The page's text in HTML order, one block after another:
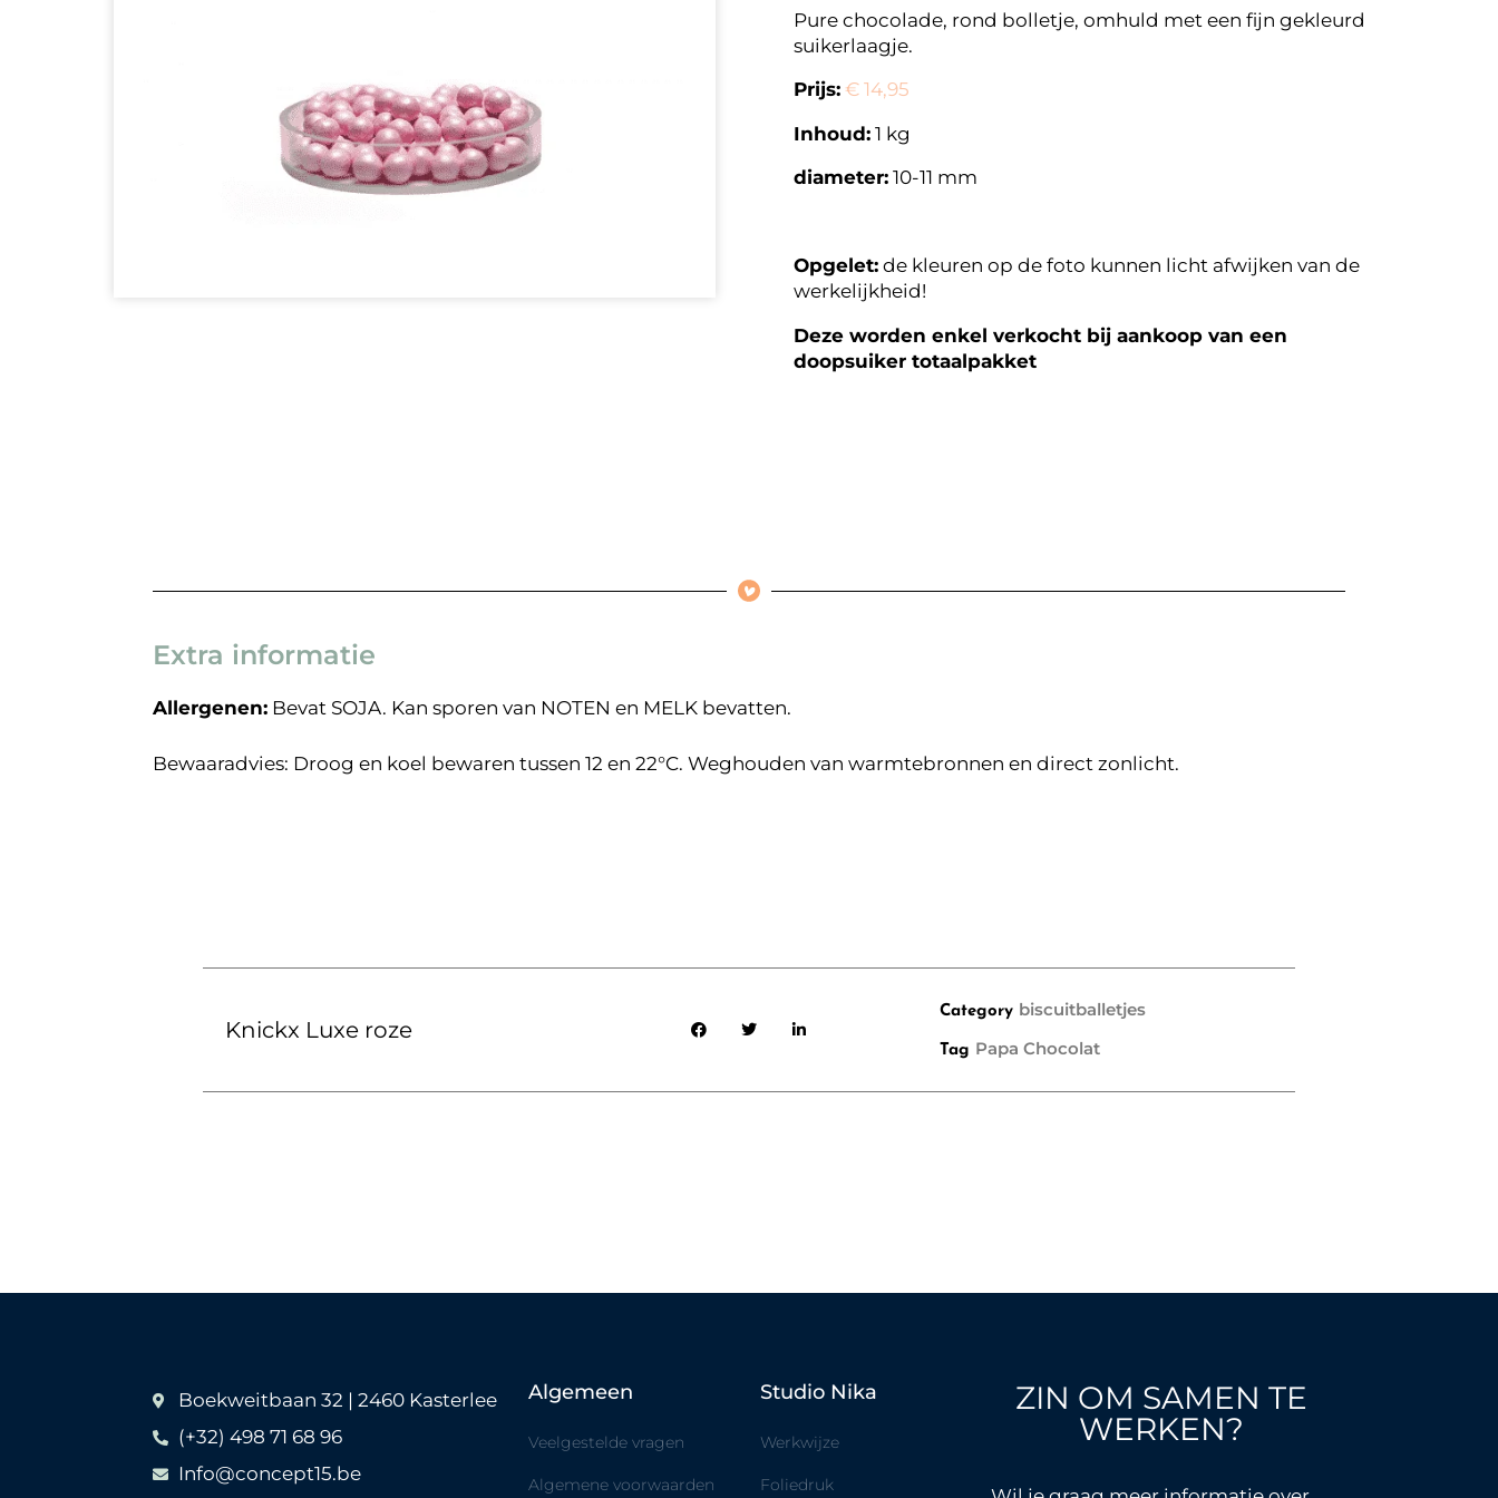
Pure chocolade, rond bolletje, omhuld met een fijn gekleurd
suikerlaagje.
Prijs: € 14,95
Inhoud: 1 kg
diameter: 10-11 mm
Opgelet: de kleuren op de foto kunnen licht afwijken van de
werkelijkheid!
Deze worden enkel verkocht bij aankoop van een
doopsuiker totaalpakket
Extra informatie
Allergenen: Bevat SOJA. Kan sporen van NOTEN en MELK bevatten.
Bewaaradvies: Droog en koel bewaren tussen 12 en 22°C. Weghouden van warmtebronnen en direct zonlicht.
Knickx Luxe roze
Category biscuitballetjes
Tag Papa Chocolat
Boekweitbaan 32 | 2460 Kasterlee
(+32) 498 71 68 96
Info@concept15.be
Algemeen
Veelgestelde vragen
Algemene voorwaarden
Studio Nika
Werkwijze
Foliedruk
ZIN OM SAMEN TE
WERKEN?